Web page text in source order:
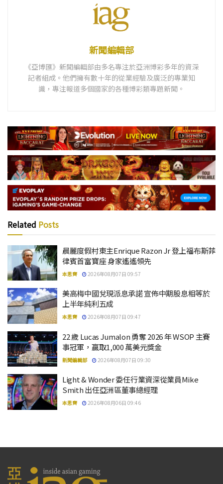
新聞編輯部
《亞博匯》新聞編輯部由多名專注於亞洲博彩多年的資深
記者組成。他們擁有數十年的從業經驗及廣泛的專業知
識，專注報道多個國家的各種博彩類專題新聞。
Related Posts
晨麗度假村東主Enrique Razon Jr 登上福布斯菲
律賓首富寶座 身家遙遙領先
本思齊 2026年08月07日 09:57
美高梅中國兌現派息承諾 宣佈中期股息相等於
上半年純利五成
本思齊 2026年08月07日 09:47
22 歲 Lucas Jumalon 勇奪 2026 年 WSOP 主賽
事冠軍，贏取1,000 萬美元獎金
新聞編輯部 2026年08月07日 09:30
Light & Wonder 委任行業資深從業員Mike
Smith 出任亞洲區董事總經理
本思齊 2026年08月06日 09:46